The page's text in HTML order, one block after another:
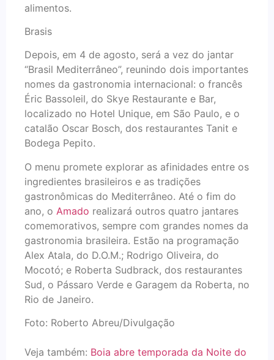
alimentos.
Brasis
Depois, em 4 de agosto, será a vez do jantar
“Brasil Mediterrâneo”, reunindo dois importantes
nomes da gastronomia internacional: o francês
Éric Bassoleil, do Skye Restaurante e Bar,
localizado no Hotel Unique, em São Paulo, e o
catalão Oscar Bosch, dos restaurantes Tanit e
Bodega Pepito.
O menu promete explorar as afinidades entre os
ingredientes brasileiros e as tradições
gastronômicas do Mediterrâneo. Até o fim do
ano, o Amado realizará outros quatro jantares
comemorativos, sempre com grandes nomes da
gastronomia brasileira. Estão na programação
Alex Atala, do D.O.M.; Rodrigo Oliveira, do
Mocotó; e Roberta Sudbrack, dos restaurantes
Sud, o Pássaro Verde e Garagem da Roberta, no
Rio de Janeiro.
Foto: Roberto Abreu/Divulgação
Veja também: Boia abre temporada da Noite do